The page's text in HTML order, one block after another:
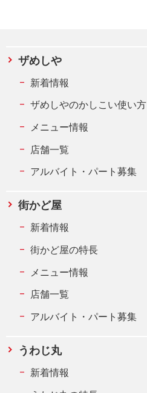
ザめしや
新着情報
ザめしやのかしこい使い方
メニュー情報
店舗一覧
アルバイト・パート募集
街かど屋
新着情報
街かど屋の特長
メニュー情報
店舗一覧
アルバイト・パート募集
うわじ丸
新着情報